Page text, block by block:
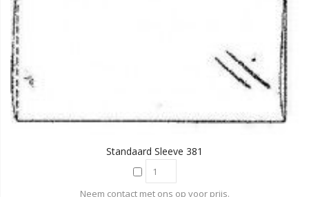
Standaard Sleeve 381
Neem contact met ons op voor prijs.